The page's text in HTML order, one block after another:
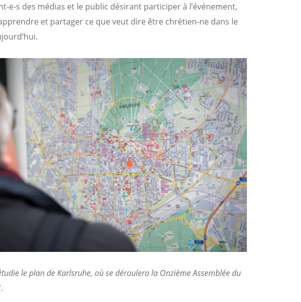
e-s des médias et le public désirant participer à l’événement,
et partager ce que veut dire être chrétien-ne dans le
le plan de Karlsruhe, où se déroulera la Onzième Assemblée du